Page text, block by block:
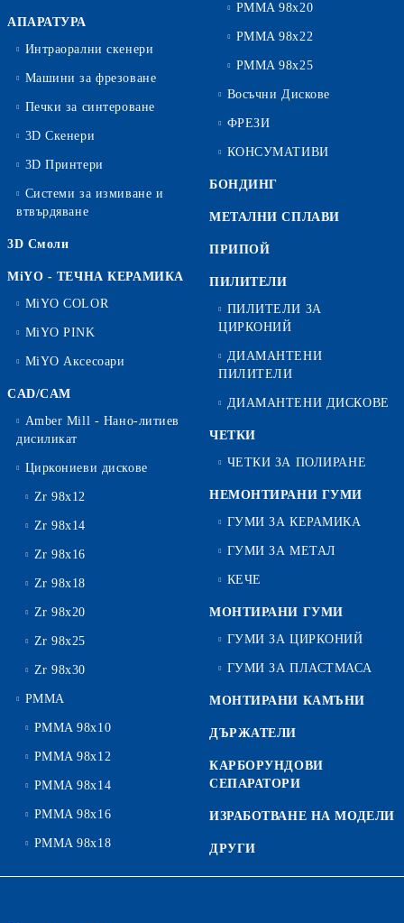
АПАРАТУРА
Интраорални скенери
Машини за фрезоване
Печки за синтероване
3D Скенери
3D Принтери
Системи за измиване и
втвърдяване
3D Смоли
MiYO - ТЕЧНА КЕРАМИКА
MiYO COLOR
MiYO PINK
MiYO Аксесоари
CAD/CAM
Amber Mill - Нано-литиев
дисиликат
Циркониеви дискове
Zr 98x12
Zr 98x14
Zr 98x16
Zr 98x18
Zr 98x20
Zr 98x25
Zr 98x30
PMMA
PMMA 98x10
PMMA 98x12
PMMA 98x14
PMMA 98x16
PMMA 98x18
PMMA 98x20
PMMA 98x22
PMMA 98x25
Восъчни Дискове
ФРЕЗИ
КОНСУМАТИВИ
БОНДИНГ
МЕТАЛНИ СПЛАВИ
ПРИПОЙ
ПИЛИТЕЛИ
ПИЛИТЕЛИ ЗА
ЦИРКОНИЙ
ДИАМАНТЕНИ
ПИЛИТЕЛИ
ДИАМАНТЕНИ ДИСКОВЕ
ЧЕТКИ
ЧЕТКИ ЗА ПОЛИРАНЕ
НЕМОНТИРАНИ ГУМИ
ГУМИ ЗА КЕРАМИКА
ГУМИ ЗА МЕТАЛ
КЕЧЕ
МОНТИРАНИ ГУМИ
ГУМИ ЗА ЦИРКОНИЙ
ГУМИ ЗА ПЛАСТМАСА
МОНТИРАНИ КАМЪНИ
ДЪРЖАТЕЛИ
КАРБОРУНДОВИ
СЕПАРАТОРИ
ИЗРАБОТВАНЕ НА МОДЕЛИ
ДРУГИ